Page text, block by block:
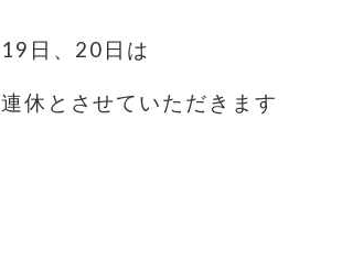
19日、20日は
連休とさせていただきます